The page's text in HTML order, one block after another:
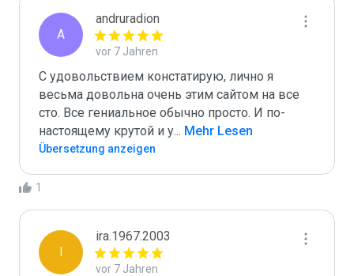
A
andruradion
vor 7 Jahren
С удовольствием констатирую, лично я
весьма довольна очень этим сайтом на все
сто. Все гениальное обычно просто. И по-
настоящему крутой и у... Mehr Lesen
Übersetzung anzeigen
1
I
ira.1967.2003
vor 7 Jahren